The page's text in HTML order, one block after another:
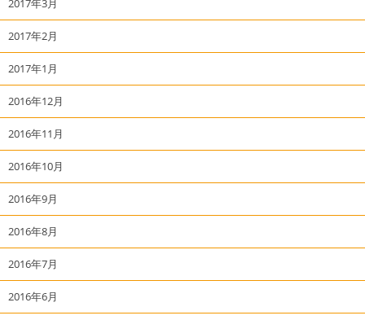
2017年3月
2017年2月
2017年1月
2016年12月
2016年11月
2016年10月
2016年9月
2016年8月
2016年7月
2016年6月